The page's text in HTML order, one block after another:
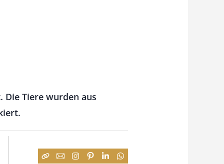
Tiere wurden aus